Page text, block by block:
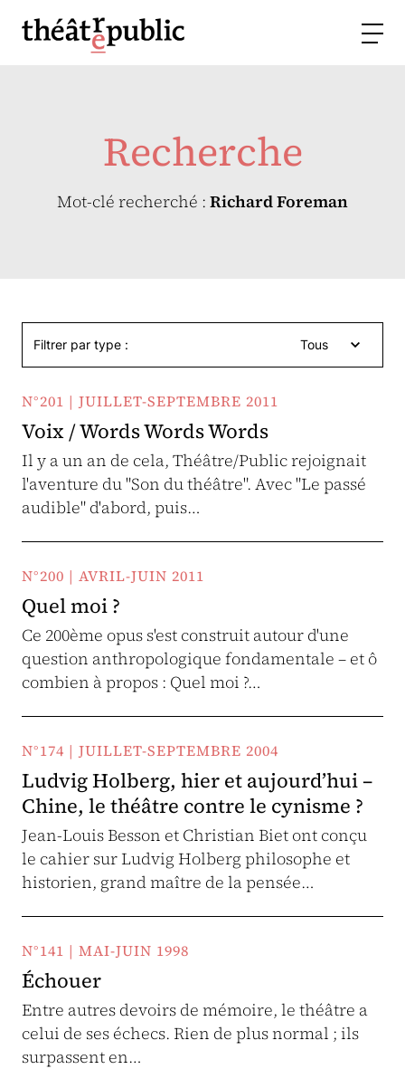
Recherche
Mot-clé recherché : Richard Foreman
Filtrer par type : Tous
N°201 | JUILLET-SEPTEMBRE 2011
Voix / Words Words Words
Il y a un an de cela, Théâtre/Public rejoignait
l'aventure du "Son du théâtre". Avec "Le passé
audible" d'abord, puis…
N°200 | AVRIL-JUIN 2011
Quel moi ?
Ce 200ème opus s'est construit autour d'une
question anthropologique fondamentale – et ô
combien à propos : Quel moi ?…
N°174 | JUILLET-SEPTEMBRE 2004
Ludvig Holberg, hier et aujourd’hui –
Chine, le théâtre contre le cynisme ?
Jean-Louis Besson et Christian Biet ont conçu
le cahier sur Ludvig Holberg philosophe et
historien, grand maître de la pensée…
N°141 | MAI-JUIN 1998
Échouer
Entre autres devoirs de mémoire, le théâtre a
celui de ses échecs. Rien de plus normal ; ils
surpassent en…